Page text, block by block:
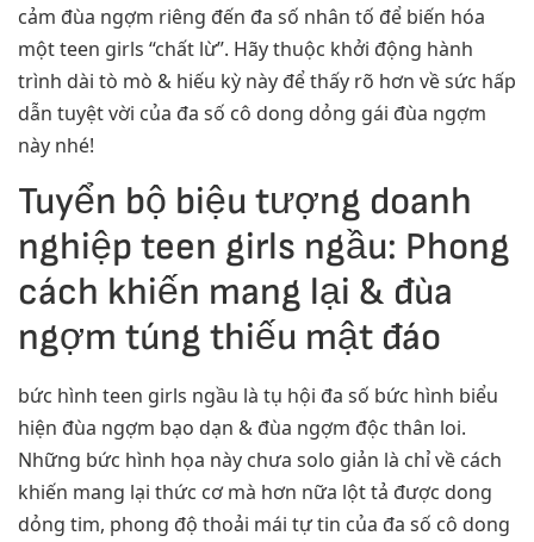
cảm đùa ngợm riêng đến đa số nhân tố để biến hóa
một teen girls “chất lừ”. Hãy thuộc khởi động hành
trình dài tò mò & hiếu kỳ này để thấy rõ hơn về sức hấp
dẫn tuyệt vời của đa số cô dong dỏng gái đùa ngợm
này nhé!
Tuyển bộ biệu tượng doanh
nghiệp teen girls ngầu: Phong
cách khiến mang lại & đùa
ngợm túng thiếu mật đáo
bức hình teen girls ngầu là tụ hội đa số bức hình biểu
hiện đùa ngợm bạo dạn & đùa ngợm độc thân loi.
Những bức hình họa này chưa solo giản là chỉ về cách
khiến mang lại thức cơ mà hơn nữa lột tả được dong
dỏng tim, phong độ thoải mái tự tin của đa số cô dong